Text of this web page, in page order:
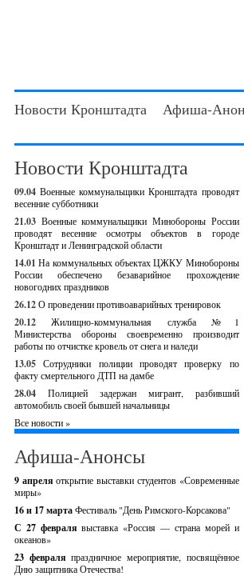
Новости Кронштадта Афиша-
Новости Кронштадта
09.04 Военные коммунальщики Кронштадта проводят
весенние субботники
21.03 Военные коммунальщики Минобороны России
проводят весенние осмотры объектов в городе
Кронштадт и Ленинградской области
14.01 На коммунальных объектах ЦЖКУ Минобороны
России обеспечено безаварийное прохождение
новогодних праздников
26.12О проведении противоаварийных тренировок
20.12
Жилищно-коммунальная служба №1
Министерства обороны своевременно производит
работы по отчистке кровель от снега и наледи
13.05 Сотрудники полиции проводят проверку по
факту смертельного ДТП на дамбе
28.04
Полицией задержан мигрант, разбивший
автомобиль своей бывшей начальницы
Все новости »
Афиша-Анонсы
9 апреляоткрытие выставки студентов «Современные
миры»
16 и 17 мартаФестиваль "День Римского-Корсакова"
С 27 февралявыставка «Россия — страна морей и
океанов»
23 февраляпраздничное мероприятие, посвящённое
Дню защитника Отечества!